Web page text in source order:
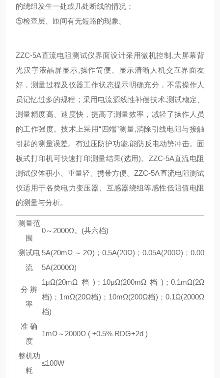
的绕组发生一处或几处断线的情况；
⑤检查层、匝间有无短路的现象。
ZZC-5A直流电阻测试仪界面设计采用微机控制,大屏幕背
光汉字液晶屏显示,操作简便、显示清晰人机交互界面友
好，测量过程及仪器工作状态提示明确充分，不需操作人
员记忆过多的规程；采用电流源线性补偿技术,测试稳定、
测量精度高、速度快，提高了测量效率，减轻了操作人员
的工作强度。技术上采用“四端”测量,消除引线电阻与接触
引起的测量误差。有过压防护功能,能防反电动势冲击。面
板式打印机可快速打印测量结果(选用)。 ZZC-5A直流电阻
测试仪体积小、重量轻、携带方便。ZZC-5A直流电阻测试
仪适用于各类电力变压器、互感器绕组等感性低阻值电阻
的测量与分析。
测量范
围
0～2000Ω。(共六档)
测试电
流
5A(20mΩ～2Ω)；0.5A(20Ω)；0.05A(200Ω)；0.00
5A(2000Ω)
分 辨
率
1μΩ(20mΩ档)；10μΩ(200mΩ档)；0.1mΩ(2Ω
档)；1mΩ(20Ω档)；10mΩ(200Ω档)；0.1Ω(2000Ω
档)
准 确
度
1mΩ～2000Ω ( ±0.5% RDG+2d )
整机功
耗
≤100W